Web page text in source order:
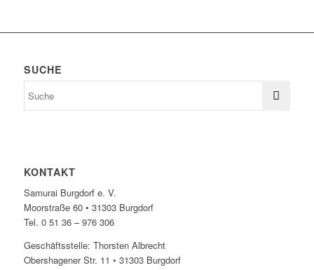
SUCHE
KONTAKT
Samurai Burgdorf e. V.
Moorstraße 60 • 31303 Burgdorf
Tel. 0 51 36 – 976 306
Geschäftsstelle: Thorsten Albrecht
Obershagener Str. 11 • 31303 Burgdorf